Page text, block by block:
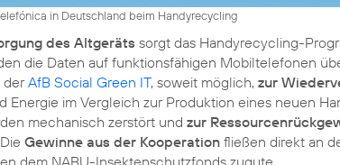
in Deutschland beim Handyrecycling
des Altgeräts sorgt das Handyrecycling-
die Daten auf funktionsfähigen Mobiltelefonen
derAfB Social Green IT, soweit möglich, zur
Energie im Vergleich zur Produktion eines neuen
mechanisch zerstört und zur
Gewinne aus der Kooperation fließen direkt an